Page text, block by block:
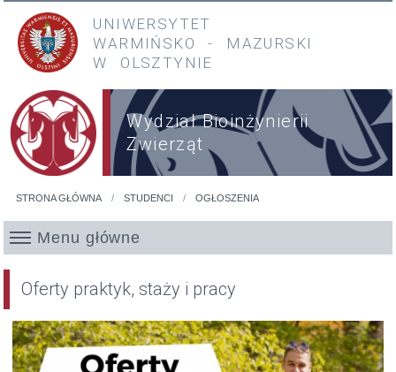
Przejdź do treści
Przejdź do menu głównego
UNIWERSYTET
WARMIŃSKO
- MAZURSKI
W OLSZTYNIE
Wydział Bioinżynierii
Zwierząt
STRONA GŁÓWNA STUDENCI OGŁOSZENIA
Menu główne
Oferty praktyk, staży i pracy